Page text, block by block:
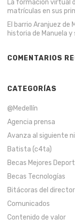
La formación virtual
matrículas en sus
El barrio Aranjuez de
historia de Manuela
COMENTARIOS
CATEGORÍAS
@Medellín
Agencia prensa
Avanza al siguiente
Batista (c4ta)
Becas Mejores
Becas Tecnologías
Bitácoras del director
Comunicados
Contenido de valor